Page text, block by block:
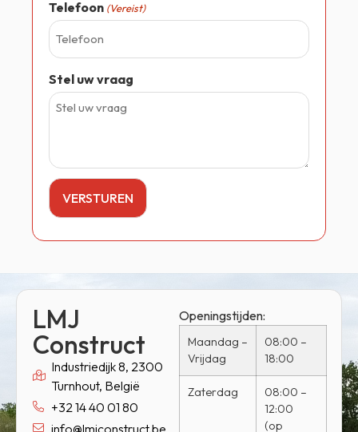
Telefoon (Vereist)
Stel uw vraag
LMJ
Construct
Industriedijk 8, 2300
Turnhout, België
+32 14 40 01 80
info@lmjconstruct.be
Openingstijden:
Maandag –
Vrijdag
08:00 –
18:00
Zaterdag
08:00 –
12:00
(op